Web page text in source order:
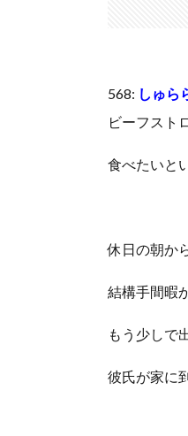
可愛い
568: しゅら
ビーフスト
食べたいと
休日の朝か
結構手間暇
もう少しで
彼氏が家に